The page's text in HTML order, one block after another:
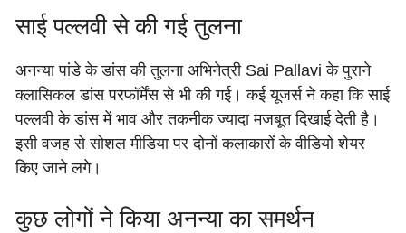
साई पल्लवी से की गई तुलना
अनन्या पांडे के डांस की तुलना अभिनेत्री Sai Pallavi के पुराने
क्लासिकल डांस परफॉर्मेंस से भी की गई। कई यूजर्स ने कहा कि साई
पल्लवी के डांस में भाव और तकनीक ज्यादा मजबूत दिखाई देती है।
इसी वजह से सोशल मीडिया पर दोनों कलाकारों के वीडियो शेयर
किए जाने लगे।
कुछ लोगों ने किया अनन्या का समर्थन